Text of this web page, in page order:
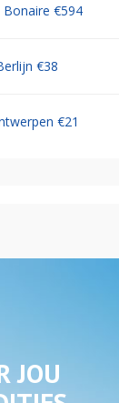
€594
€38
€21
JOU